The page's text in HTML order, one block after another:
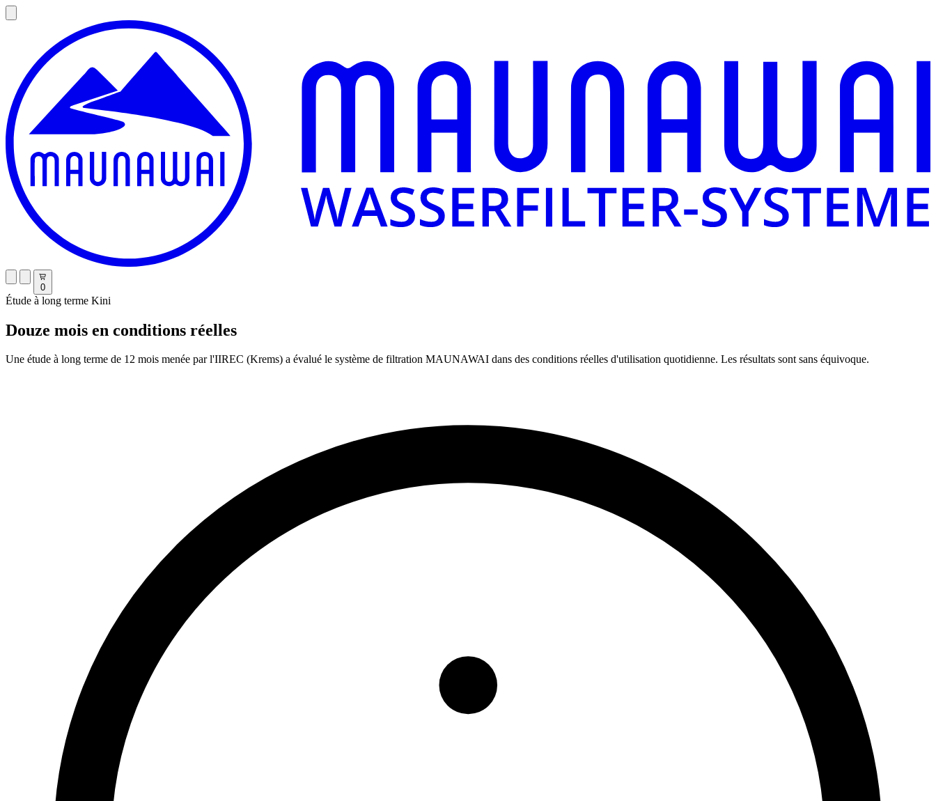
0
Étude à long terme Kini
Douze mois en conditions réelles
Une étude à long terme de 12 mois menée par l'IIREC (Krems) a évalué le système de filtration MAUNAWAI dans des conditions réelles d'utilisation quotidienne. Les résultats sont sans équivoque.